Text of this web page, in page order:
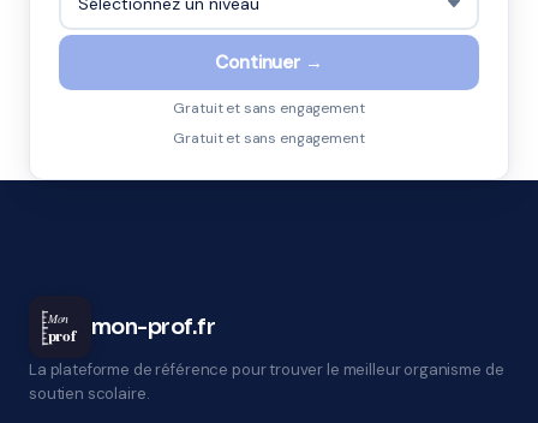
Continuer →
Gratuit et sans engagement
Gratuit et sans engagement
Mon
prof mon-prof.fr
La plateforme de référence pour trouver le meilleur organisme de
soutien scolaire.